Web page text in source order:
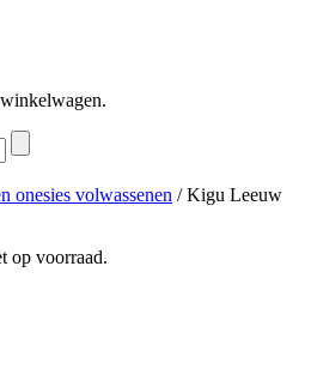
onesies volwassenen / Kigu Leeuw
op voorraad.